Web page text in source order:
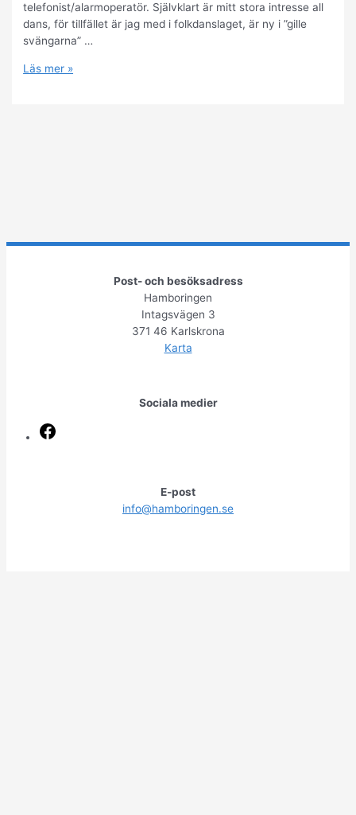
telefonist/alarmoperatör. Självklart är mitt stora intresse all
dans, för tillfället är jag med i folkdanslaget, är ny i ”gille
svängarna” …
Lena
Läs mer »
Post- och besöksadress
Hamboringen
Intagsvägen 3
371 46 Karlskrona
Karta
Sociala medier
E-post
info@hamboringen.se